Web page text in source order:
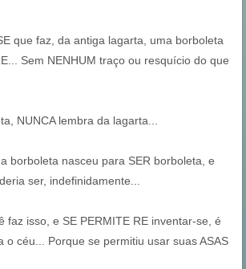
que faz, da antiga lagarta, uma borboleta
Sem NENHUM traço ou resquício do que
NUNCA lembra da lagarta...
borboleta nasceu para SER borboleta, e
ser, indefinidamente...
faz isso, e SE PERMITE RE inventar-se, é
o céu... Porque se permitiu usar suas ASAS